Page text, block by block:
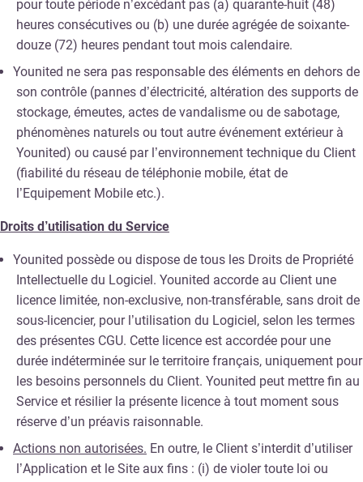
pour toute période n’excédant pas (a) quarante-huit (48)
heures consécutives ou (b) une durée agrégée de soixante-
douze (72) heures pendant tout mois calendaire.
Younited ne sera pas responsable des éléments en dehors de
son contrôle (pannes d’électricité, altération des supports de
stockage, émeutes, actes de vandalisme ou de sabotage,
phénomènes naturels ou tout autre événement extérieur à
Younited) ou causé par l’environnement technique du Client
(fiabilité du réseau de téléphonie mobile, état de
l’Equipement Mobile etc.).
Droits d’utilisation du Service
Younited possède ou dispose de tous les Droits de Propriété
Intellectuelle du Logiciel. Younited accorde au Client une
licence limitée, non-exclusive, non-transférable, sans droit de
sous-licencier, pour l’utilisation du Logiciel, selon les termes
des présentes CGU. Cette licence est accordée pour une
durée indéterminée sur le territoire français, uniquement pour
les besoins personnels du Client. Younited peut mettre fin au
Service et résilier la présente licence à tout moment sous
réserve d’un préavis raisonnable.
Actions non autorisées. En outre, le Client s’interdit d’utiliser
l’Application et le Site aux fins : (i) de violer toute loi ou